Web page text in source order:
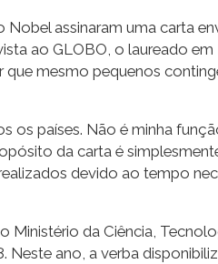
assinaram uma carta
ao GLOBO, o laureado
mesmo pequenos
países. Não é minha
da carta é
devido ao tempo
da Ciência,
ano, a verba